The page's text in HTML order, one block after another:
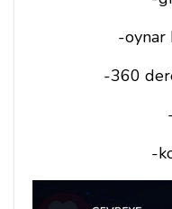
-oynar
-360
-